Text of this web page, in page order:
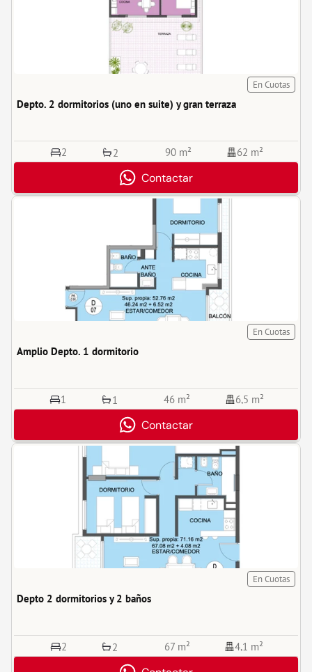
En Cuotas
Depto. 2 dormitorios (uno en suite) y gran terraza
2 2 90 m² 62 m²
Contactar
En Cuotas
Amplio Depto. 1 dormitorio
1 1 46 m² 6,5 m²
Contactar
En Cuotas
Depto 2 dormitorios y 2 baños
2 2 67 m² 4,1 m²